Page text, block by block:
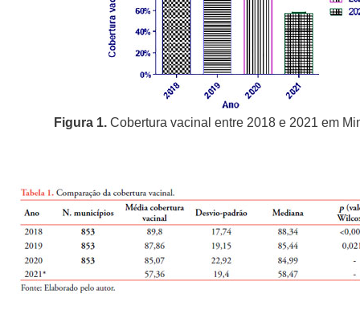
Figura 1.Cobertura vacinal entre 2018 e 2021 em